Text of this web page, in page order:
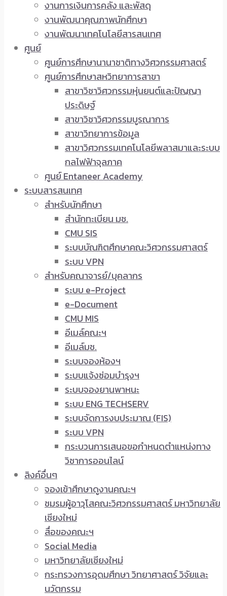
งานการเงินการคลัง และพัสดุ
งานพัฒนาคุณภาพนักศึกษา
งานพัฒนาเทคโนโลยีสารสนเทศ
ศูนย์
ศูนย์การศึกษานานาชาติทางวิศวกรรมศาสตร์
ศูนย์การศึกษาสหวิทยาการสาขา
สาขาวิชาวิศวกรรมหุ่นยนต์และปัญญา
ประดิษฐ์
สาขาวิชาวิศวกรรมบูรณาการ
สาขาวิทยาการข้อมูล
สาขาวิศวกรรมเทคโนโลยีพลาสมาและระบบ
กลไฟฟ้าจุลภาค
ศูนย์ Entaneer Academy
ระบบสารสนเทศ
สำหรับนักศึกษา
สำนักทะเบียน มช.
CMU SIS
ระบบบัณฑิตศึกษาคณะวิศวกรรมศาสตร์
ระบบ VPN
สำหรับคณาจารย์/บุคลากร
ระบบ e-Project
e-Document
CMU MIS
อีเมล์คณะฯ
อีเมล์มช.
ระบบจองห้องฯ
ระบบแจ้งซ่อมบำรุงฯ
ระบบจองยานพาหนะ
ระบบ ENG TECHSERV
ระบบจัดการงบประมาณ (FIS)
ระบบ VPN
กระบวนการเสนอขอกำหนดตำแหน่งทาง
วิชาการออนไลน์
ลิงค์อื่นๆ
จองเข้าศึกษาดูงานคณะฯ
ชมรมผู้อาวุโสคณะวิศวกรรมศาสตร์ มหาวิทยาลัย
เชียงใหม่
สื่อของคณะฯ
Social Media
มหาวิทยาลัยเชียงใหม่
กระทรวงการอุดมศึกษา วิทยาศาสตร์ วิจัยและ
นวัตกรรม